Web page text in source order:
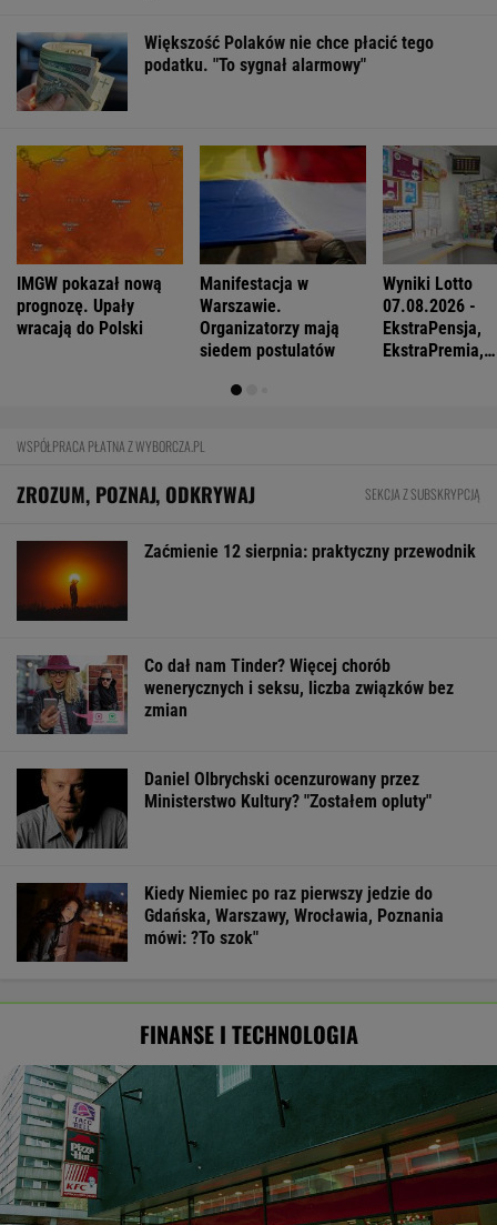
Większość Polaków nie chce płacić tego
podatku. "To sygnał alarmowy"
IMGW pokazał nową
prognozę. Upały
wracają do Polski
Manifestacja w
Warszawie.
Organizatorzy mają
siedem postulatów
Wyniki Lotto
07.08.2026 -
EkstraPensja,
EkstraPremia,
WSPÓŁPRACA PŁATNA Z WYBORCZA.PL
ZROZUM, POZNAJ, ODKRYWAJ SEKCJA Z SUBSKRYPCJĄ
Zaćmienie 12 sierpnia: praktyczny przewodnik
Co dał nam Tinder? Więcej chorób
wenerycznych i seksu, liczba związków bez
zmian
Daniel Olbrychski ocenzurowany przez
Ministerstwo Kultury? "Zostałem opluty"
Kiedy Niemiec po raz pierwszy jedzie do
Gdańska, Warszawy, Wrocławia, Poznania
mówi: ?To szok"
FINANSE I TECHNOLOGIA